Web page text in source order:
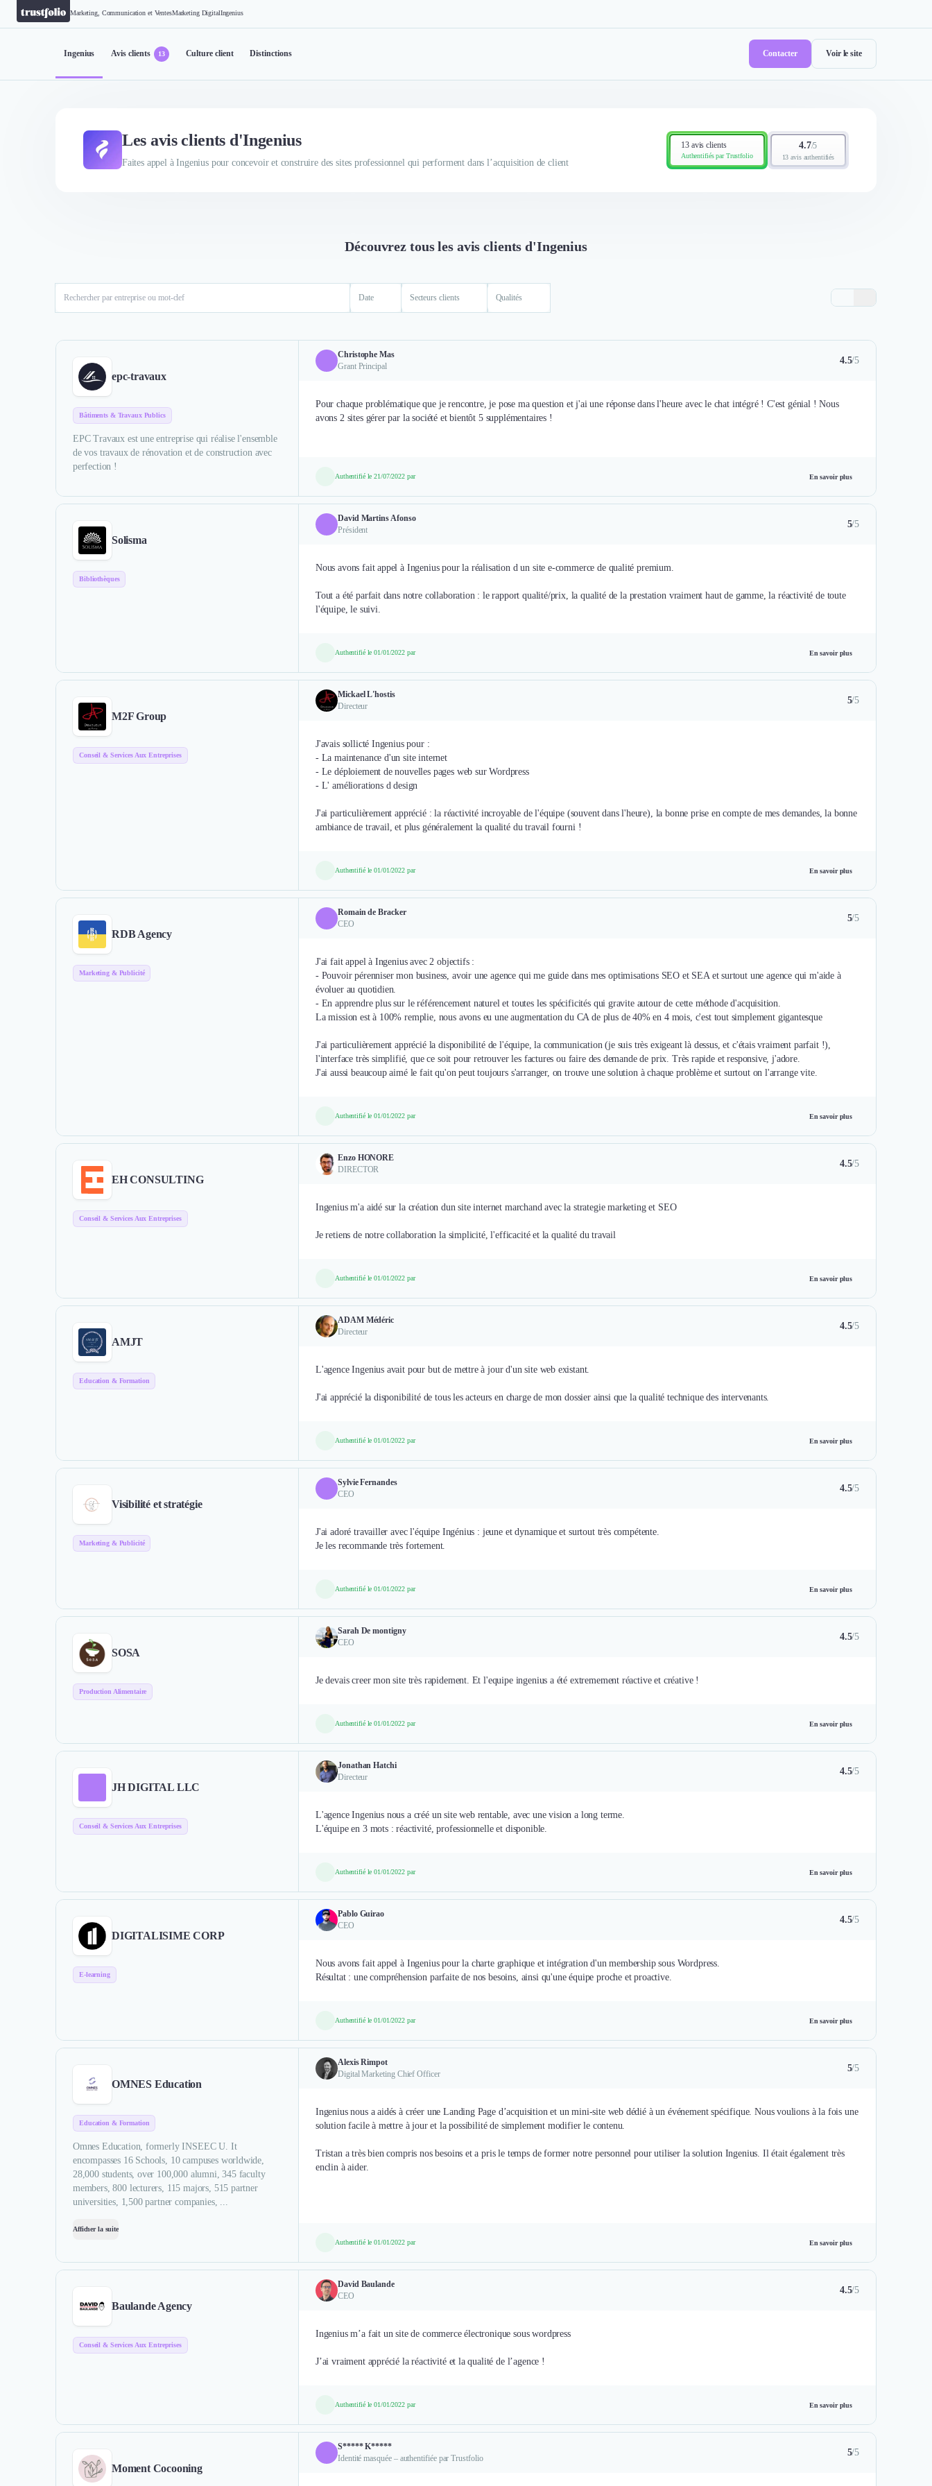
Marketing, Communication et VentesMarketing DigitalIngenius
Contacter Voir le site
Ingenius Avis clients 13 Culture client Distinctions
Les avis clients d'Ingenius
Faites appel à Ingenius pour concevoir et construire des sites professionnel qui performent dans l’acquisition de client
13 avis clients
Authentifiés par Trustfolio
4.7/5
13 avis authentifiés
Découvrez tous les avis clients d'Ingenius
Date Secteurs clients Qualités
epc-travaux
Bâtiments & Travaux Publics
EPC Travaux est une entreprise qui réalise l'ensemble
de vos travaux de rénovation et de construction avec
perfection !
Christophe Mas
Grant Principal
4.5/5
Pour chaque problématique que je rencontre, je pose ma question et j'ai une réponse dans l'heure avec le chat intégré ! C'est génial ! Nous
avons 2 sites gérer par la société et bientôt 5 supplémentaires !
Authentifié le 21/07/2022 par En savoir plus
Solisma
Bibliothèques
David Martins Afonso
Président
5/5
Nous avons fait appel à Ingenius pour la réalisation d un site e-commerce de qualité premium.
Tout a été parfait dans notre collaboration : le rapport qualité/prix, la qualité de la prestation vraiment haut de gamme, la réactivité de toute
l'équipe, le suivi.
Authentifié le 01/01/2022 par En savoir plus
M2F Group
Conseil & Services Aux Entreprises
Mickael L'hostis
Directeur
5/5
J'avais sollicté Ingenius pour :
- La maintenance d'un site internet
- Le déploiement de nouvelles pages web sur Wordpress
- L' améliorations d design
J'ai particulièrement apprécié : la réactivité incroyable de l'équipe (souvent dans l'heure), la bonne prise en compte de mes demandes, la bonne
ambiance de travail, et plus généralement la qualité du travail fourni !
Authentifié le 01/01/2022 par En savoir plus
RDB Agency
Marketing & Publicité
Romain de Bracker
CEO
5/5
J'ai fait appel à Ingenius avec 2 objectifs :
- Pouvoir pérenniser mon business, avoir une agence qui me guide dans mes optimisations SEO et SEA et surtout une agence qui m'aide à
évoluer au quotidien.
- En apprendre plus sur le référencement naturel et toutes les spécificités qui gravite autour de cette méthode d'acquisition.
La mission est à 100% remplie, nous avons eu une augmentation du CA de plus de 40% en 4 mois, c'est tout simplement gigantesque
J'ai particulièrement apprécié la disponibilité de l'équipe, la communication (je suis très exigeant là dessus, et c'étais vraiment parfait !),
l'interface très simplifié, que ce soit pour retrouver les factures ou faire des demande de prix. Très rapide et responsive, j'adore.
J'ai aussi beaucoup aimé le fait qu'on peut toujours s'arranger, on trouve une solution à chaque problème et surtout on l'arrange vite.
Authentifié le 01/01/2022 par En savoir plus
EH CONSULTING
Conseil & Services Aux Entreprises
Enzo HONORE
DIRECTOR
4.5/5
Ingenius m'a aidé sur la création dun site internet marchand avec la strategie marketing et SEO
Je retiens de notre collaboration la simplicité, l'efficacité et la qualité du travail
Authentifié le 01/01/2022 par En savoir plus
AMJT
Education & Formation
ADAM Médéric
Directeur
4.5/5
L'agence Ingenius avait pour but de mettre à jour d'un site web existant.
J'ai apprécié la disponibilité de tous les acteurs en charge de mon dossier ainsi que la qualité technique des intervenants.
Authentifié le 01/01/2022 par En savoir plus
Visibilité et stratégie
Marketing & Publicité
Sylvie Fernandes
CEO
4.5/5
J'ai adoré travailler avec l'équipe Ingénius : jeune et dynamique et surtout très compétente.
Je les recommande très fortement.
Authentifié le 01/01/2022 par En savoir plus
SOSA
Production Alimentaire
Sarah De montigny
CEO
4.5/5
Je devais creer mon site très rapidement. Et l'equipe ingenius a été extremement réactive et créative !
Authentifié le 01/01/2022 par En savoir plus
JH DIGITAL LLC
Conseil & Services Aux Entreprises
Jonathan Hatchi
Directeur
4.5/5
L'agence Ingenius nous a créé un site web rentable, avec une vision a long terme.
L'équipe en 3 mots : réactivité, professionnelle et disponible.
Authentifié le 01/01/2022 par En savoir plus
DIGITALISIME CORP
E-learning
Pablo Guirao
CEO
4.5/5
Nous avons fait appel à Ingenius pour la charte graphique et intégration d'un membership sous Wordpress.
Résultat : une compréhension parfaite de nos besoins, ainsi qu'une équipe proche et proactive.
Authentifié le 01/01/2022 par En savoir plus
OMNES Education
Education & Formation
Omnes Education, formerly INSEEC U. It
encompasses 16 Schools, 10 campuses worldwide,
28,000 students, over 100,000 alumni, 345 faculty
members, 800 lecturers, 115 majors, 515 partner
universities, 1,500 partner companies, ...
Afficher la suite
Alexis Rimpot
Digital Marketing Chief Officer
5/5
Ingenius nous a aidés à créer une Landing Page d’acquisition et un mini-site web dédié à un événement spécifique. Nous voulions à la fois une
solution facile à mettre à jour et la possibilité de simplement modifier le contenu.
Tristan a très bien compris nos besoins et a pris le temps de former notre personnel pour utiliser la solution Ingenius. Il était également très
enclin à aider.
Authentifié le 01/01/2022 par En savoir plus
Baulande Agency
Conseil & Services Aux Entreprises
David Baulande
CEO
4.5/5
Ingenius m’a fait un site de commerce électronique sous wordpress
J’ai vraiment apprécié la réactivité et la qualité de l’agence !
Authentifié le 01/01/2022 par En savoir plus
Moment Cocooning
S***** K*****
Identité masquée – authentifiée par Trustfolio
5/5